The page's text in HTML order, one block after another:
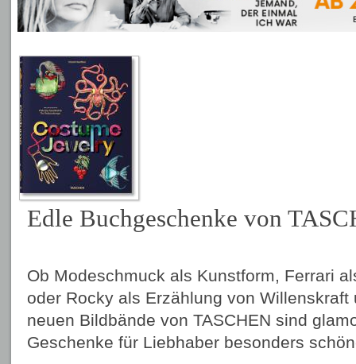
Edle Buchgeschenke von
Ob Modeschmuck als Kunstform, Ferrari
oder Rocky als Erzählung von
neuen Bildbände von TASCHEN sind
Geschenke für Liebhaber besonders